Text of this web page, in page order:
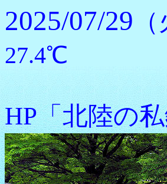
2025/07/29
27.4℃
HP「北陸の